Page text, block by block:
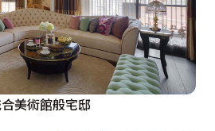
美術館般宅邸